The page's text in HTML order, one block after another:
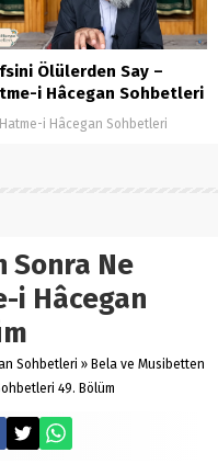
Ölülerden Say –
i Hâcegan Sohbetleri
Hatme-i Hâcegan Sohbetleri
Sonra Ne
i Hâcegan
Sohbetleri » Bela ve Musibetten
49. Bölüm